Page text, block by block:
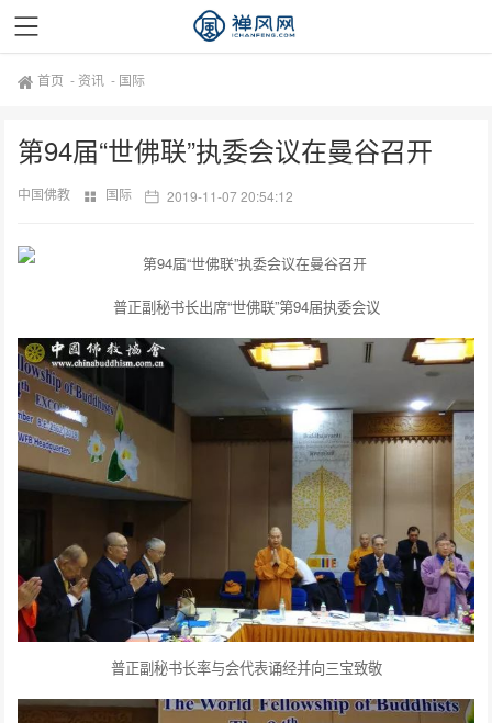
首页 - 资讯 - 国际
第94届“世佛联”执委会议在曼谷召开
中国佛教 国际 2019-11-07 20:54:12
普正副秘书长出席“世佛联”第94届执委会议
普正副秘书长率与会代表诵经并向三宝致敬